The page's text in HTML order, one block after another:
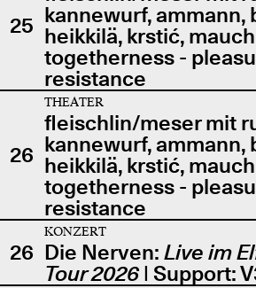
25 kannewurf, ammann,
heikkilä, krstić,
togetherness -
resistance
26
THEATER
fleischlin/meser mit
kannewurf, ammann,
heikkilä, krstić,
togetherness -
resistance
26
KONZERT
Die Nerven: Live im
Tour 2026| Support: